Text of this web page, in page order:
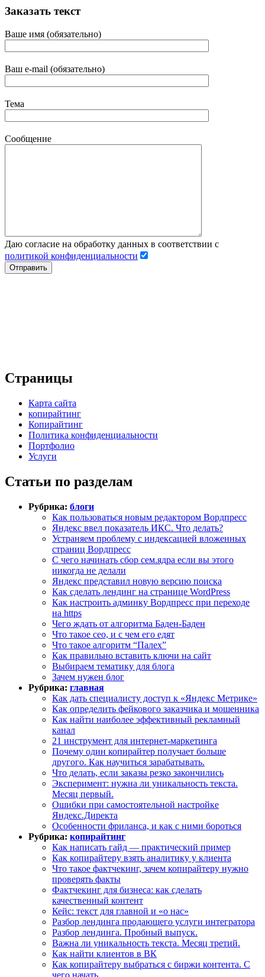
Заказать текст
Ваше имя (обязательно)
Ваш e-mail (обязательно)
Тема
Сообщение
Даю согласие на обработку данных в соответствии с
политикой конфиденциальности
Страницы
Карта сайта
копирайтинг
Копирайтинг
Политика конфиденциальности
Портфолио
Услуги
Статьи по разделам
Рубрика: блоги
Как пользоваться новым редактором Вордпресс
Яндекс ввел показатель ИКС. Что делать?
Устраняем проблему с индексацией вложенных
страниц Вордпресс
С чего начинать сбор сем.ядра если вы этого
никогда не делали
Яндекс представил новую версию поиска
Как сделать лендинг на странице WordPress
Как настроить админку Вордпресс при переходе
на https
Чего ждать от алгоритма Баден-Баден
Что такое сео, и с чем его едят
Что такое алгоритм “Палех”
Как правильно вставить ключи на сайт
Выбираем тематику для блога
Зачем нужен блог
Рубрика: главная
Как дать специалисту доступ к «Яндекс Метрике»
Как определить фейкового заказчика и мошенника
Как найти наиболее эффективный рекламный
канал
21 инструмент для интернет-маркетинга
Почему один копирайтер получает больше
другого. Как научиться зарабатывать.
Что делать, если заказы резко закончились
Эксперимент: нужна ли уникальность текста.
Месяц первый.
Ошибки при самостоятельной настройке
Яндекс.Директа
Особенности фриланса, и как с ними бороться
Рубрика: копирайтинг
Как написать гайд — практический пример
Как копирайтеру взять аналитику у клиента
Что такое фактчекинг, зачем копирайтеру нужно
проверять факты
Фактчекинг для бизнеса: как сделать
качественный контент
Кейс: текст для главной и «о нас»
Разбор лендинга продающего услуги интегратора
Разбор лендинга. Пробный выпуск.
Важна ли уникальность текста. Месяц третий.
Как найти клиентов в ВК
Как копирайтеру выбраться с биржи контента. С